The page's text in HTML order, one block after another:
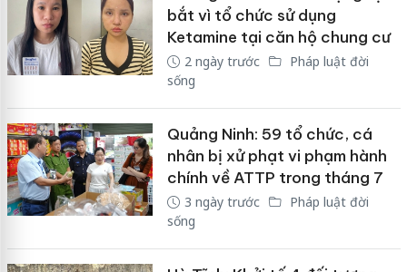
bắt vì tổ chức sử dụng
Ketamine tại căn hộ chung cư
2 ngày trước
Pháp luật đời
sống
Quảng Ninh: 59 tổ chức, cá
nhân bị xử phạt vi phạm hành
chính về ATTP trong tháng 7
3 ngày trước
Pháp luật đời
sống